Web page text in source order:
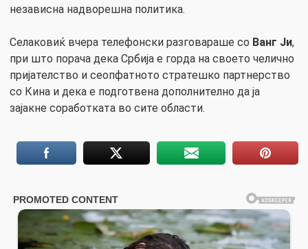
независна надворешна политика.
Селаковиќ вчера телефонски разговараше со Ванг Ји,
при што порача дека Србија е горда на своето челично
пријателство и сеопфатното стратешко партнерство
со Кина и дека е подготвена дополнително да ја
зајакне соработката во сите области.